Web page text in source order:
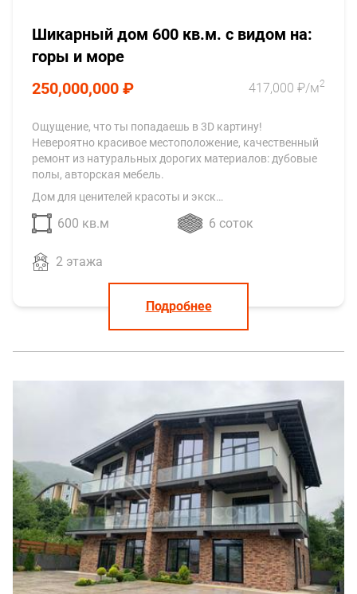
Шикарный дом 600 кв.м. с видом на:
горы и море
250,000,000 ₽
417,000 ₽/м2
Ощущение, что ты попадаешь в 3D картину!
Невероятно красивое местоположение, качественный
ремонт из натуральных дорогих материалов: дубовые
полы, авторская мебель.
Дом для ценителей красоты и экск…
600 кв.м 6 соток
2 этажа
Подробнее